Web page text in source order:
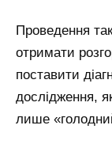
Проведення
отримати
поставити
дослідження,
лише